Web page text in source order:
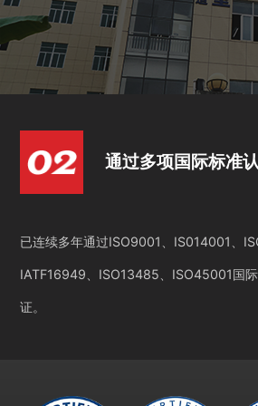
通过多项国际标准
已连续多年通过ISO9001、IS014001、
IATF16949、ISO13485、ISO45001国
证。